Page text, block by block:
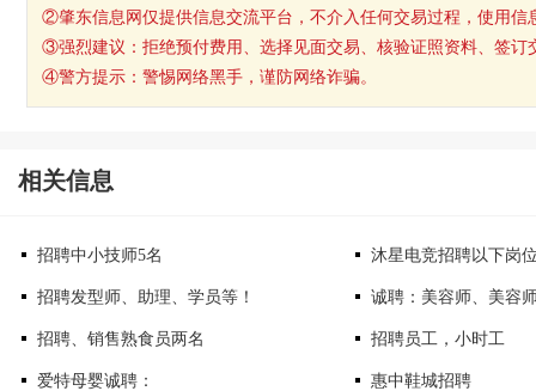
②肇东信息网仅提供信息交流平台，不介入任何交易过程，使用信
③强烈建议：拒绝预付费用、选择见面交易、核验证照资料、签订
④警方提示：警惕网络黑手，谨防网络诈骗。
相关信息
招聘中小技师5名 沐星电竞招聘以下岗
招聘发型师、助理、学员等！ 诚聘：美容师、美容
招聘、销售熟食员两名 招聘员工，小时工
爱特母婴诚聘： 惠中鞋城招聘